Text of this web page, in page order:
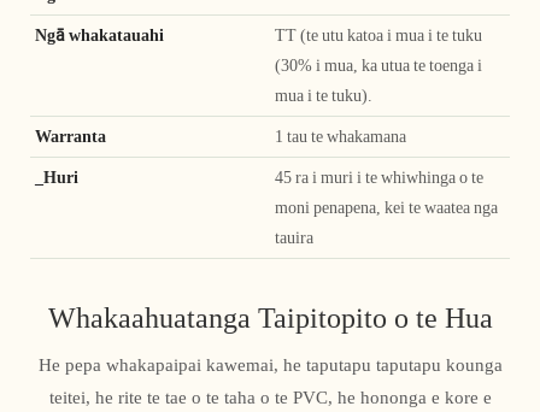
Ngā whakatauahi
TT (te utu katoa i mua i te tuku
(30% i mua, ka utua te toenga i
mua i te tuku).
Warranta 1 tau te whakamana
_Huri
45 ra i muri i te whiwhinga o te
moni penapena, kei te waatea nga
tauira
Whakaahuatanga Taipitopito o te Hua
He pepa whakapaipai kawemai, he taputapu taputapu kounga
teitei, he rite te tae o te taha o te PVC, he hononga e kore e